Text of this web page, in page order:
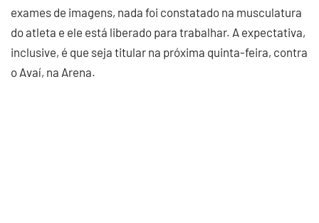
exames de imagens, nada foi constatado na musculatura
do atleta e ele está liberado para trabalhar. A expectativa,
inclusive, é que seja titular na próxima quinta-feira, contra
o Avaí, na Arena.